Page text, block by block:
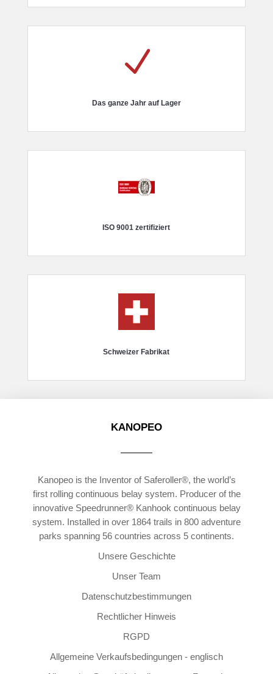
N
Das ganze Jahr auf Lager
ISO 9001 zertifiziert
Schweizer Fabrikat
KANOPEO
Kanopeo is the Inventor of Saferoller®, the world’s
first rolling continuous belay system. Producer of the
innovative Speedrunner® Kanhook continuous belay
system. Installed in over 1864 trails in 800 adventure
parks spanning 56 countries across 5 continents.
Unsere Geschichte
Unser Team
Datenschutzbestimmungen
Rechtlicher Hinweis
RGPD
Allgemeine Verkaufsbedingungen - englisch